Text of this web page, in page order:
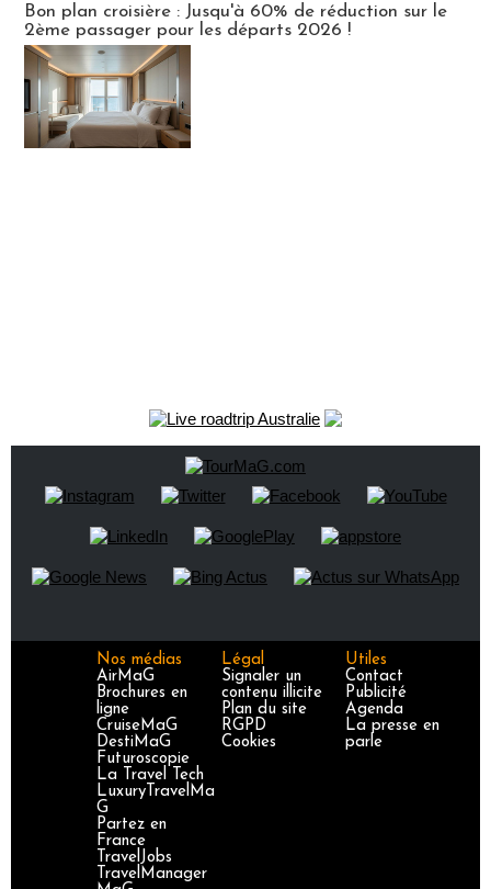
Bon plan croisière : Jusqu'à 60% de réduction sur le
2ème passager pour les départs 2026 !
Nos médias
AirMaG
Brochures en
ligne
CruiseMaG
DestiMaG
Futuroscopie
La Travel Tech
LuxuryTravelMa
G
Partez en
France
TravelJobs
TravelManager
Légal
Signaler un
contenu illicite
Plan du site
RGPD
Cookies
Utiles
Contact
Publicité
Agenda
La presse en
parle